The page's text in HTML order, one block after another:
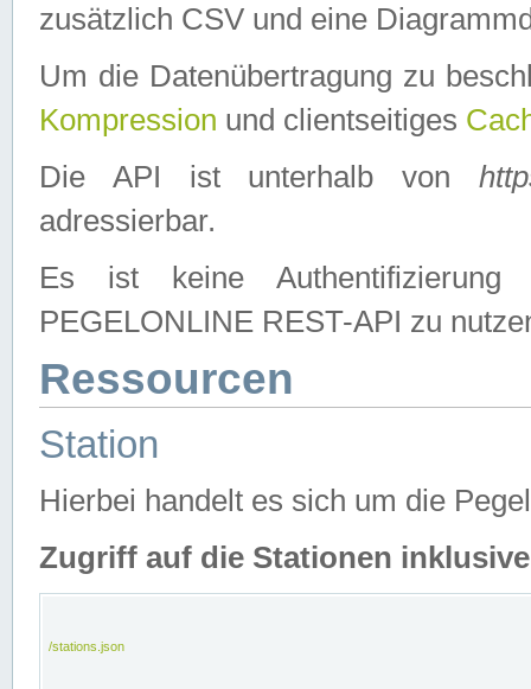
zusätzlich CSV und eine
Um die Datenübertragung zu
Kompression und clientseitiges
Die API ist unterhalb von
adressierbar.
Es ist keine
PEGELONLINE REST-API zu
Ressourcen
Station
Hierbei handelt es sich um die
Zugriff auf die Stationen
/stations.json